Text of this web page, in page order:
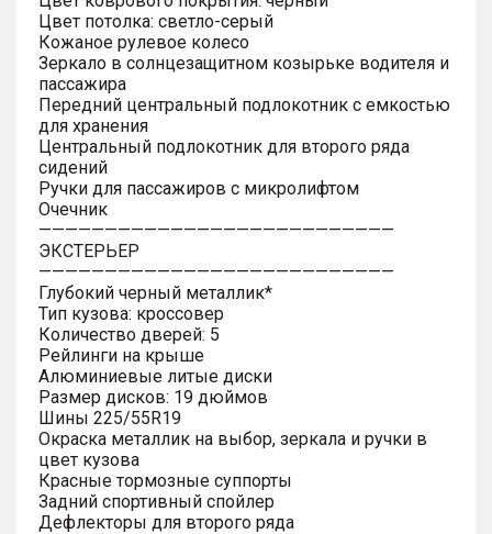
Цвет потолка: светло-серый
Кожаное рулевое колесо
Зеркало в солнцезащитном козырьке водителя и
пассажира
Передний центральный подлокотник с емкостью
для хранения
Центральный подлокотник для второго ряда
сидений
Ручки для пассажиров с микролифтом
Очечник
———————————————————————————
ЭКСТЕРЬЕР
———————————————————————————
Глубокий черный металлик*
Тип кузова: кроссовер
Количество дверей: 5
Рейлинги на крыше
Алюминиевые литые диски
Размер дисков: 19 дюймов
Шины 225/55R19
Окраска металлик на выбор, зеркала и ручки в
цвет кузова
Красные тормозные суппорты
Задний спортивный спойлер
Дефлекторы для второго ряда